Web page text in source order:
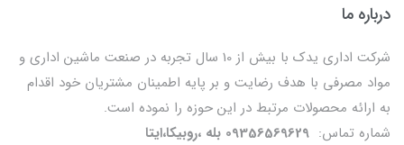
درباره ما
شرکت اداری یدک با بیش از 10 سال تجربه در صنعت ماشین اداری و
مواد مصرفی با هدف رضایت و بر پایه اطمینان مشتریان خود اقدام
به ارائه محصولات مرتبط در این حوزه را نموده است.
شماره تماس: 09356569629 بله ،روبیکا،ایتا